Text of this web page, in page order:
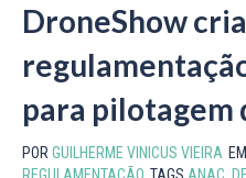
DroneShow
para pilotagem
POR GUILHERME VINICUS VIEIRA EM